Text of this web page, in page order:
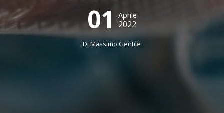
01 Aprile
2022
Di Massimo Gentile